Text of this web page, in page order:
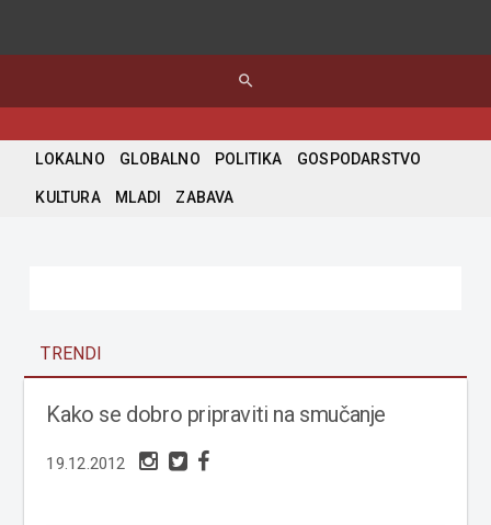
search
LOKALNO GLOBALNO POLITIKA GOSPODARSTVO
KULTURA MLADI ZABAVA
TRENDI
Kako se dobro pripraviti na smučanje
19.12.2012